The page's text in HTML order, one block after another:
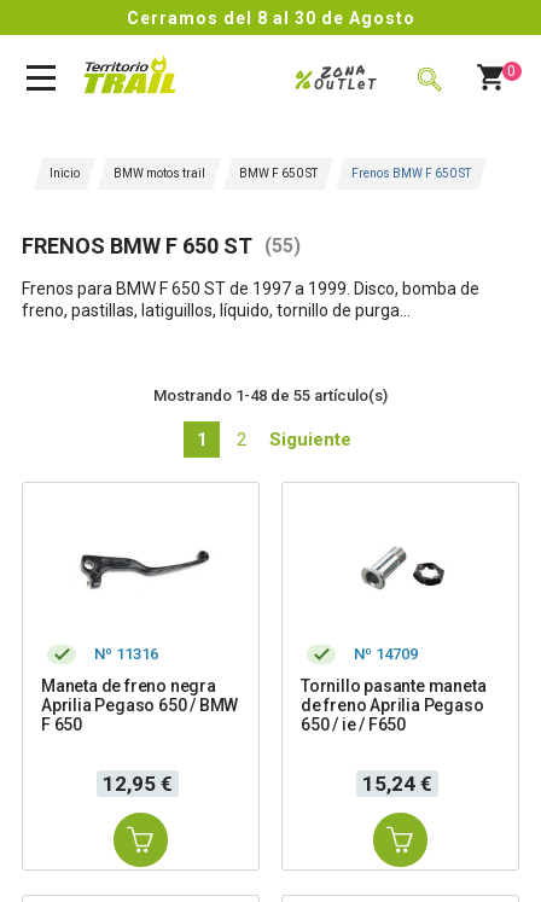
Cerramos del 8 al 30 de Agosto
Zona
%OuTLeT
0
Inicio BMW motos trail BMW F 650 ST Frenos BMW F 650 ST
FRENOS BMW F 650 ST (55)
Frenos para BMW F 650 ST de 1997 a 1999 . Disco, bomba de
freno, pastillas, latiguillos, líquido, tornillo de purga...
Mostrando 1-48 de 55 artículo(s)
1 2 Siguiente
Nº 11316
Maneta de freno negra
Aprilia Pegaso 650 / BMW
F 650
Precio
12,95 €
Nº 14709
Tornillo pasante maneta
de freno Aprilia Pegaso
650 / ie / F650
Precio
15,24 €